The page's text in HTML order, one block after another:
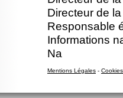
Directeur de
Responsable
Informations
Na
Mentions Légales - Cookies